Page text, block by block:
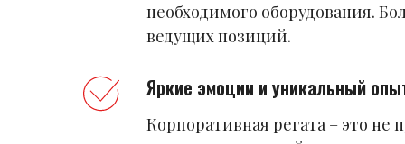
необходимого оборудования.
ведущих позиций.
Яркие эмоции и уникальный
Корпоративная регата – это